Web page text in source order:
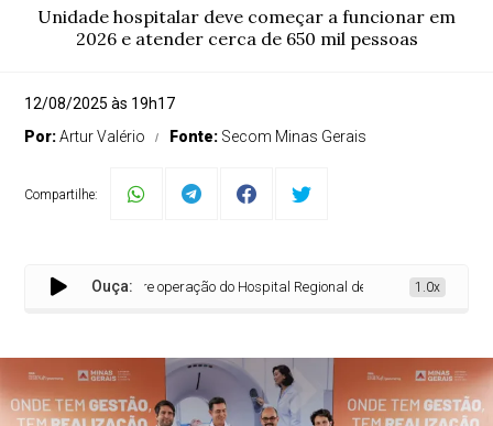
Unidade hospitalar deve começar a funcionar em
2026 e atender cerca de 650 mil pessoas
12/08/2025 às 19h17
Por:Artur Valério Fonte: Secom Minas Gerais
Compartilhe:
Ouça:
despacho sobre operação do Hospital Regional de Sete Lagoas1.0x